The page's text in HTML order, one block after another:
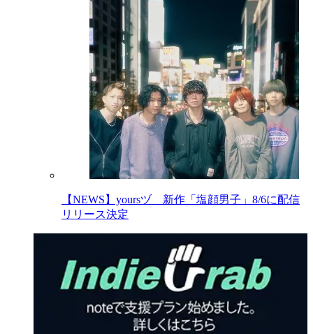
【NEWS】yoursヅ 新作「塩顔男子」8/6に配信
リリース決定